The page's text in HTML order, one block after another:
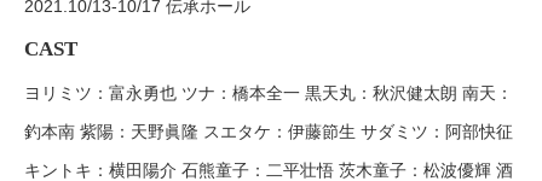
2021.10/13-10/17 伝承ホール
CAST
ヨリミツ：富永勇也 ツナ：橋本全一 黒天丸：秋沢健太朗 南天：
釣本南 紫陽：天野眞隆 スエタケ：伊藤節生 サダミツ：阿部快征
キントキ：横田陽介 石熊童子：二平壮悟 茨木童子：松波優輝 酒